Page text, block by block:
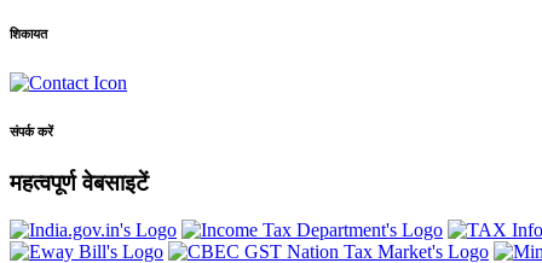
शिकायत
संपर्क करें
महत्वपूर्ण वेबसाइटें